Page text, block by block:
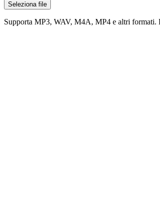
Seleziona file
Supporta MP3, WAV, M4A, MP4 e altri